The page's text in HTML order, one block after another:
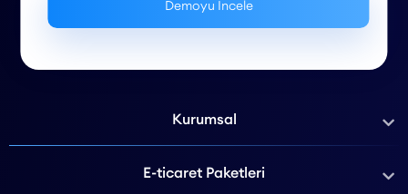
Kurumsal
E-ticaret Paketleri